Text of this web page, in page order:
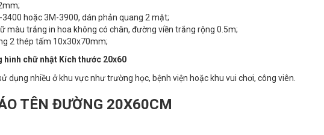
hoặc 3M-3900, dán phản quang 2 mặt;
màu trắng in hoa không có chân, đường viền trắng rộng 0.5m;
2 thép tấm 10x30x70mm;
hình chữ nhật Kích thước 20x60
dụng nhiều ở khu vực như trường học, bệnh viện hoặc khu vui chơi, công viên.
TÊN ĐƯỜNG 20X60CM